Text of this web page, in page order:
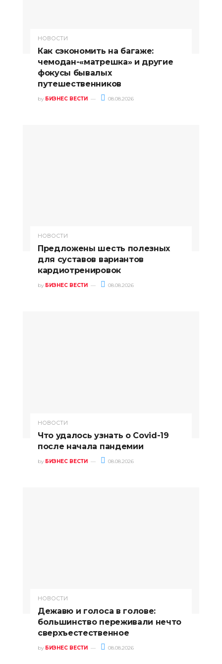
НОВОСТИ
Как сэкономить на багаже:
чемодан-«матрешка» и другие
фокусы бывалых
путешественников
by БИЗНЕС ВЕСТИ 08.08.2026
НОВОСТИ
Предложены шесть полезных
для суставов вариантов
кардиотренировок
by БИЗНЕС ВЕСТИ 08.08.2026
НОВОСТИ
Что удалось узнать о Covid-19
после начала пандемии
by БИЗНЕС ВЕСТИ 08.08.2026
НОВОСТИ
Дежавю и голоса в голове:
большинство переживали нечто
сверхъестественное
by БИЗНЕС ВЕСТИ 08.08.2026